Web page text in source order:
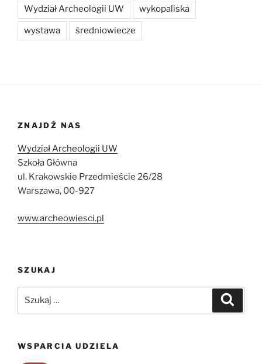
Wydział Archeologii UW wykopaliska
wystawa średniowiecze
ZNAJDŹ NAS
Wydział Archeologii UW
Szkoła Główna
ul. Krakowskie Przedmieście 26/28
Warszawa, 00-927
www.archeowiesci.pl
SZUKAJ
WSPARCIA UDZIELA